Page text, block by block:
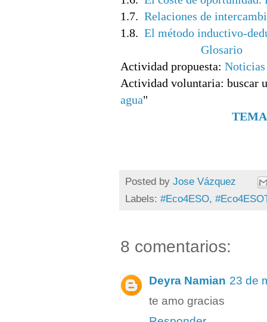
1.7. Relaciones de
1.8. El método inductivo-
Glosario
Actividad propuesta: Noticias
Actividad voluntaria: buscar
agua"
Posted by Jose Vázquez
Labels: #Eco4ESO,
8 comentarios:
Deyra Namian 23 de
te amo gracias